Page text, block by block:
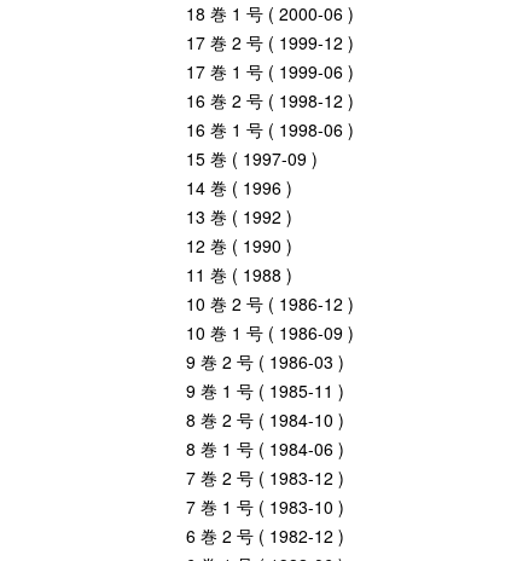
18 巻 1 号 ( 2000-06 )
17 巻 2 号 ( 1999-12 )
17 巻 1 号 ( 1999-06 )
16 巻 2 号 ( 1998-12 )
16 巻 1 号 ( 1998-06 )
15 巻 ( 1997-09 )
14 巻 ( 1996 )
13 巻 ( 1992 )
12 巻 ( 1990 )
11 巻 ( 1988 )
10 巻 2 号 ( 1986-12 )
10 巻 1 号 ( 1986-09 )
9 巻 2 号 ( 1986-03 )
9 巻 1 号 ( 1985-11 )
8 巻 2 号 ( 1984-10 )
8 巻 1 号 ( 1984-06 )
7 巻 2 号 ( 1983-12 )
7 巻 1 号 ( 1983-10 )
6 巻 2 号 ( 1982-12 )